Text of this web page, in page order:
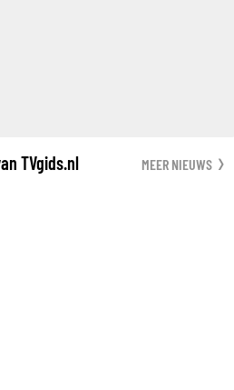
TVgids.nl MEER NIEUWS